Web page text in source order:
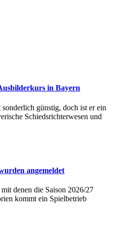
in Bayern
günstig, doch ist er ein
Schiedsrichterwesen und
angemeldet
denen die Saison 2026/27
kommt ein Spielbetrieb